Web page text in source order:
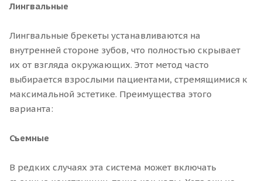
Лингвальные
Лингвальные брекеты устанавливаются на
внутренней стороне зубов, что полностью скрывает
их от взгляда окружающих. Этот метод часто
выбирается взрослыми пациентами, стремящимися к
максимальной эстетике. Преимущества этого
варианта:
Съемные
В редких случаях эта система может включать